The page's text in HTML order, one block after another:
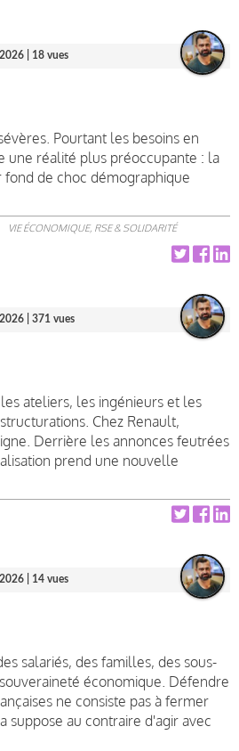
| 18 vues
Pourtant les besoins en
une réalité plus préoccupante : la
de choc démographique
VIE ÉCONOMIQUE, RSE & SOLIDARITÉ
| 371 vues
ateliers, les ingénieurs et les
Chez Renault,
Derrière les annonces feutrées
prend une nouvelle
| 14 vues
salariés, des familles, des sous-
économique. Défendre
ne consiste pas à fermer
suppose au contraire d'agir avec